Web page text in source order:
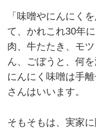
「味噌やにんにく
て、かれこれ30年
肉、牛たたき、モ
ん、ごぼうと、何
にんにく味噌は手
さんはいいます。
そもそもは、実家